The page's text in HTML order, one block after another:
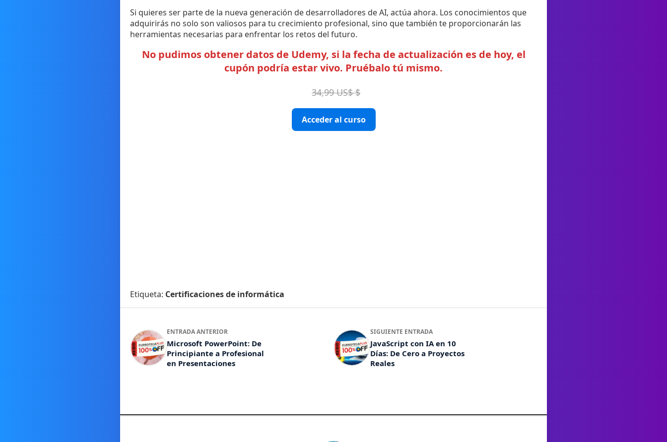
Si quieres ser parte de la nueva generación de desarrolladores de AI, actúa ahora. Los conocimientos que
adquirirás no solo son valiosos para tu crecimiento profesional, sino que también te proporcionarán las
herramientas necesarias para enfrentar los retos del futuro.
No pudimos obtener datos de Udemy, si la fecha de actualización es de hoy, el
cupón podría estar vivo. Pruébalo tú mismo.
34,99 US$ $
Acceder al curso
Etiqueta: Certificaciones de informática
ENTRADA ANTERIOR
Microsoft PowerPoint: De
Principiante a Profesional
en Presentaciones
SIGUIENTE ENTRADA
JavaScript con IA en 10
Días: De Cero a Proyectos
Reales